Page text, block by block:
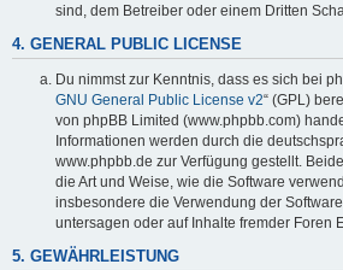
sind, dem Betreiber oder einem Dritten
4. GENERAL PUBLIC LICENSE
Du nimmst zur Kenntnis, dass es sich bei
GNU General Public License v2“ (GPL)
von phpBB Limited (www.phpbb.com)
Informationen werden durch die
www.phpbb.de zur Verfügung gestellt.
die Art und Weise, wie die Software
insbesondere die Verwendung der
untersagen oder auf Inhalte fremder Foren
5. GEWÄHRLEISTUNG